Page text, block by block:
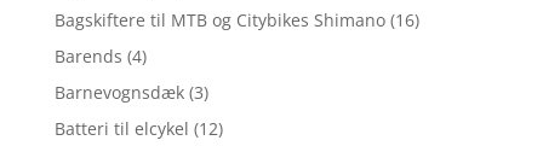
Bagskiftere til MTB og Citybikes Shimano (16)
Barends (4)
Barnevognsdæk (3)
Batteri til elcykel (12)